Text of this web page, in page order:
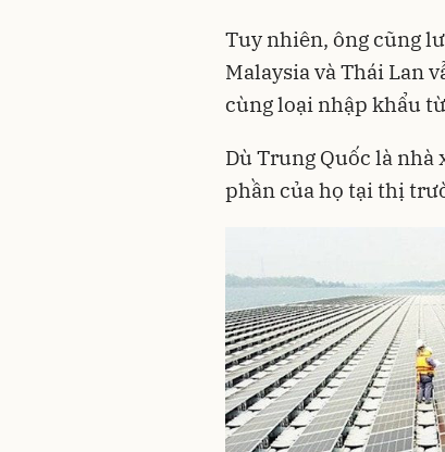
Tuy nhiên, ông cũng
Malaysia và Thái Lan
cùng loại nhập khẩu
Dù Trung Quốc là
phần của họ tại thị